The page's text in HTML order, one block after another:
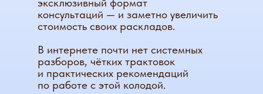
консультаций — и заметно увеличить
стоимость своих раскладов.
В интернете почти нет системных
разборов, чётких трактовок
и практических рекомендаций
по работе с этой колодой.